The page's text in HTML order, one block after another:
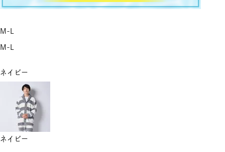
M-L
M-L
ネイビー
ネイビー